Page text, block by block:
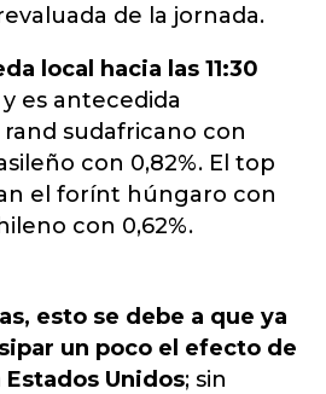
de la jornada.
local hacia las 11:30
y es antecedida
sudafricano con
con 0,82%. El top
el forínt húngaro con
con 0,62%.
esto se debe a que ya
un poco el efecto de
Estados Unidos; sin